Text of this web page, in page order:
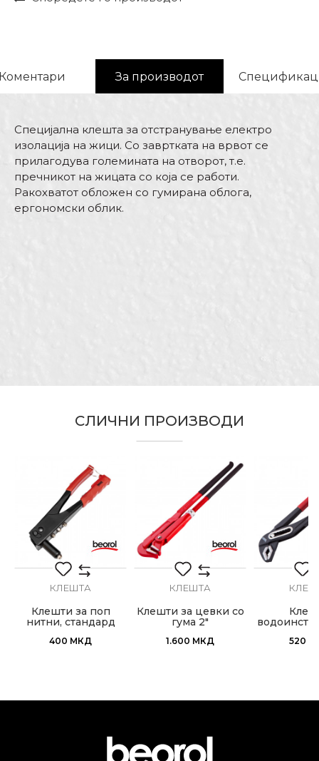
За производот
Специјална клешта за отстранување електро
изолација на жици. Со завртката на врвот се
прилагодува големината на отворот, т.е.
пречникот на жицата со која се работи.
Ракохватот обложен со гумирана облога,
ергономски облик.
Тип
За жици
СЛИЧНИ ПРОИЗВОДИ
КЛЕШТА
Клешти за поп
нитни, стандард
400 МКД
КЛЕШТА
Клешти за цевки со
гума 2"
1.600 МКД 520